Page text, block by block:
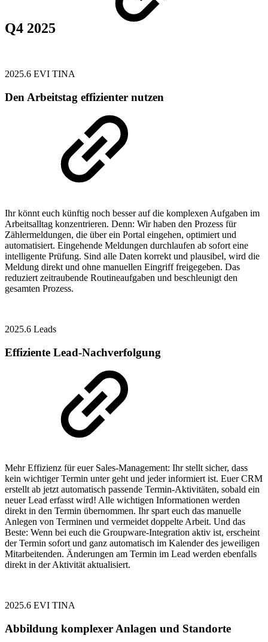
Q4 2025
2025.6 EVI TINA
Den Arbeitstag effizienter nutzen
Ihr könnt euch künftig noch besser auf die komplexen Aufgaben im
Arbeitsalltag konzentrieren. Denn: Wir haben den Prozess für
Zählermeldungen, die über ein Portal eingehen, optimiert und
automatisiert. Eingehende Meldungen durchlaufen ab sofort eine
intelligente Prüfung. Sind alle Daten korrekt und plausibel, wird die
Meldung direkt und ohne manuellen Eingriff freigegeben. Das
reduziert zeitraubende Routineaufgaben und beschleunigt den
gesamten Prozess.
2025.6 Leads
Effiziente Lead-Nachverfolgung
Mehr Effizienz für euer Sales-Management: Ihr stellt sicher, dass
kein wichtiger Termin unter geht und jeder informiert ist. Euer CRM
erstellt ab jetzt automatisch passende Termin-Aktivitäten, sobald ein
neuer Lead erfasst wird! Alle wichtigen Informationen werden
direkt in den Termin übernommen. Ihr spart euch das manuelle
Anlegen von Terminen und vermeidet doppelte Arbeit. Und das
Beste: Wenn bei euch die Groupware-Integration aktiv ist, erscheint
der Termin sofort und ganz automatisch im Kalender des jeweiligen
Mitarbeitenden. Änderungen am Termin im Lead werden ebenfalls
direkt in der Aktivität aktualisiert.
2025.6 EVI TINA
Abbildung komplexer Anlagen und Standorte